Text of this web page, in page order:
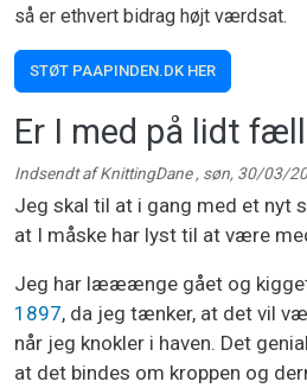
så er ethvert bidrag højt værdsat.
STØT PAAPINDEN.DK HER
Er I med på lidt
Indsendt afKnittingDane , søn, 30/03/
Jeg skal til at i gang med et nyt
at I måske har lyst til at være
Jeg har lææænge gået og
1897, da jeg tænker, at det vil
når jeg knokler i haven. Det
at det bindes om kroppen og